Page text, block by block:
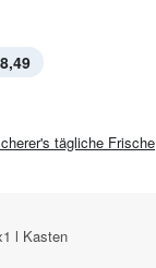
tägliche Frische
l Kasten